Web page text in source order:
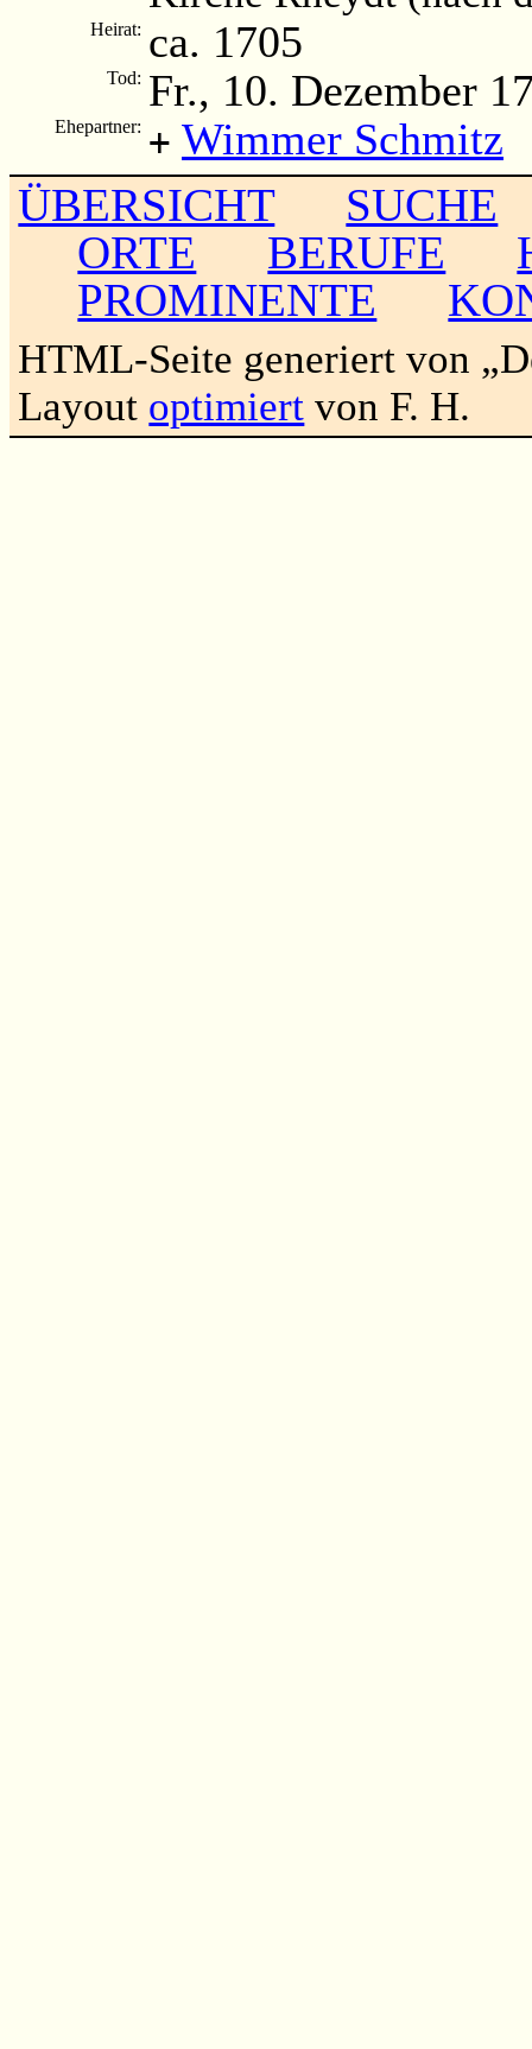
Heirat: ca. 1705
Tod: Fr., 10. Dezember
Ehepartner: + Wimmer Schmitz
ÜBERSICHT
SUCHE
ORTE
BERUFE
PROMINENTE
HTML-Seite generiert von
Layout optimiert von F. H.